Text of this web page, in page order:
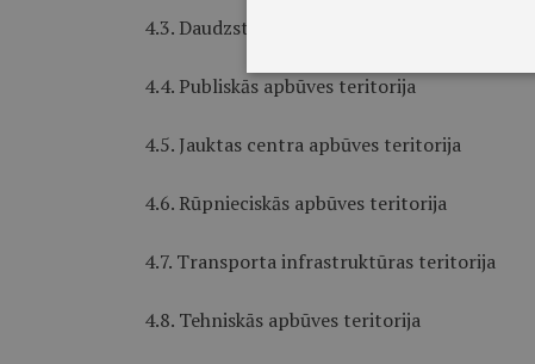
4.3. Daudzstāvu dzīvojamās apbūves teritorija
4.4. Publiskās apbūves teritorija
4.5. Jauktas centra apbūves teritorija
4.6. Rūpnieciskās apbūves teritorija
4.7. Transporta infrastruktūras teritorija
4.8. Tehniskās apbūves teritorija